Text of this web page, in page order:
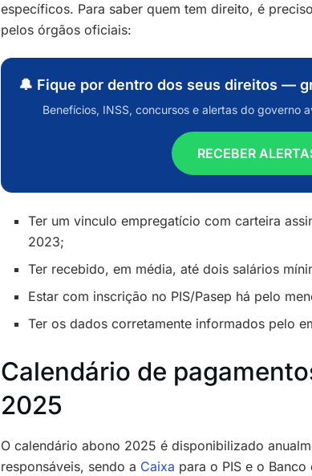
específicos. Para saber quem tem direito, é
pelos órgãos oficiais:
🔔 Fique por dentro dos seus direitos —
Benefícios, INSS, concursos e alertas do governo
RECEBER
Ter um vinculo empregatício com carteira
2023;
Ter recebido, em média, até dois salários
Estar com inscrição no PIS/Pasep há pelo
Ter os dados corretamente informados pelo
Calendário de
2025
O calendário abono 2025 é disponibilizado
responsáveis, sendo a Caixa para o PIS e o